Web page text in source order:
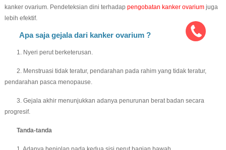
kanker ovarium. Pendeteksian dini terhadap pengobatan kanker ovariumjuga
lebih efektif.
Apa saja gejala dari kanker ovarium ?
1. Nyeri perut berketerusan.
2. Menstruasi tidak teratur, pendarahan pada rahim yang tidak teratur,
pendarahan pasca menopause.
3. Gejala akhir menunjukkan adanya penurunan berat badan secara
progresif.
Tanda-tanda